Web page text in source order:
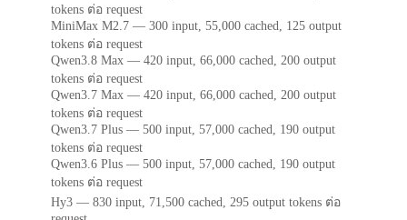
tokens ต่อ request
MiniMax M2.7 — 300 input, 55,000 cached, 125 output
tokens ต่อ request
Qwen3.8 Max — 420 input, 66,000 cached, 200 output
tokens ต่อ request
Qwen3.7 Max — 420 input, 66,000 cached, 200 output
tokens ต่อ request
Qwen3.7 Plus — 500 input, 57,000 cached, 190 output
tokens ต่อ request
Qwen3.6 Plus — 500 input, 57,000 cached, 190 output
tokens ต่อ request
Hy3 — 830 input, 71,500 cached, 295 output tokens ต่อ